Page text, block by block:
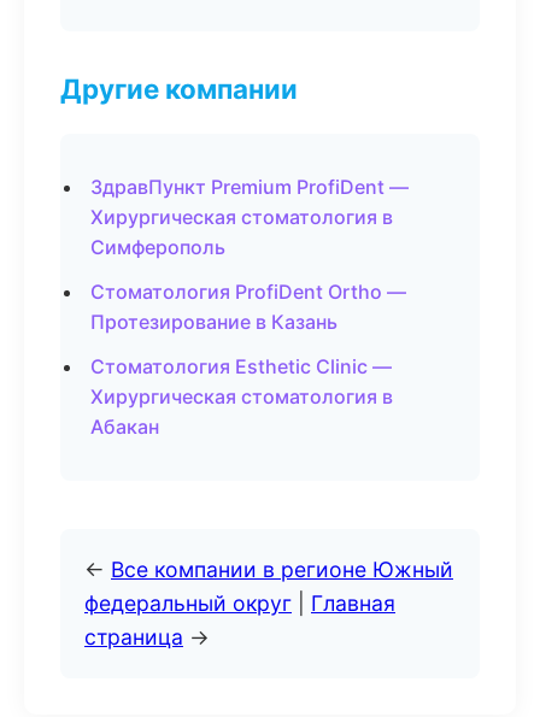
Другие компании
ЗдравПункт Premium ProfiDent —
Хирургическая стоматология в
Симферополь
Стоматология ProfiDent Ortho —
Протезирование в Казань
Стоматология Esthetic Clinic —
Хирургическая стоматология в
Абакан
← Все компании в регионе Южный
федеральный округ
Главная
страница →